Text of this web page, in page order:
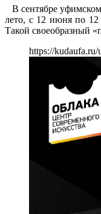
В сентябре
лето, с 12 июня по 12
Такой своеобразный
https://kudaufa.ru/